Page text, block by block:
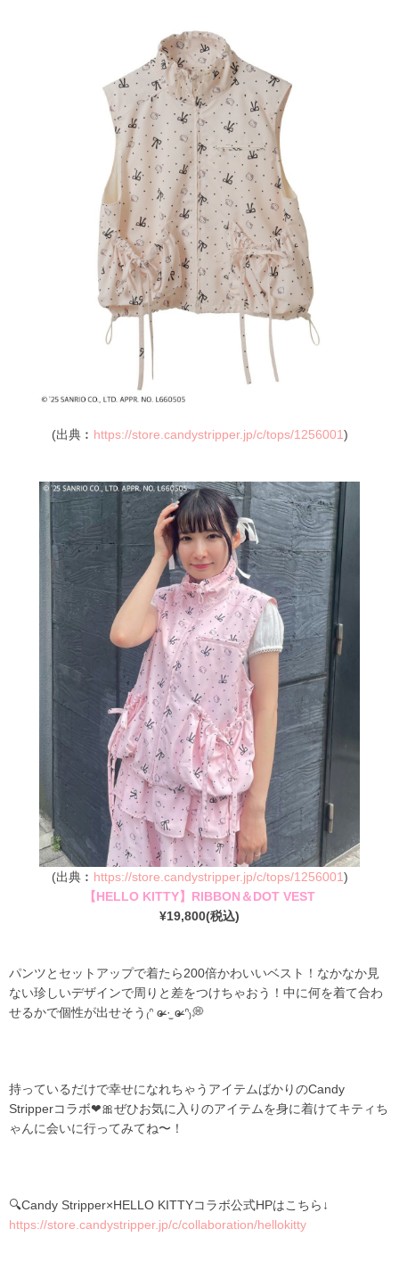
(出典︰ https://store.candystripper.jp/c/tops/1256001)
(出典︰ https://store.candystripper.jp/c/tops/1256001)
【HELLO KITTY】RIBBON＆DOT VEST
¥19,800(税込)
パンツとセットアップで着たら200倍かわいいベスト！なかなか見
ない珍しいデザインで周りと差をつけちゃおう！中に何を着て合わ
せるかで個性が出せそう₍ᐢ ɞ̴̶̷ ·̫ ɞ̴̶̷ ᐢ₎💭
持っているだけで幸せになれちゃうアイテムばかりのCandy
Stripperコラボ❤🎀ぜひお気に入りのアイテムを身に着けてキティち
ゃんに会いに行ってみてね〜！
🔍Candy Stripper×HELLO KITTYコラボ公式HPはこちら↓
https://store.candystripper.jp/c/collaboration/hellokitty